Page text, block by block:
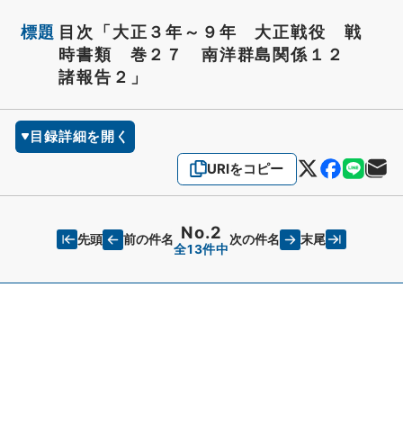
標題 目次「大正３年～９年 大正戦役 戦
時書類 巻２７ 南洋群島関係１２
諸報告２」
目録詳細を開く
URIをコピー
先頭 前の件名 No.2
全13件中
次の件名 末尾